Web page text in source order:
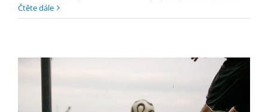
Čtěte dále